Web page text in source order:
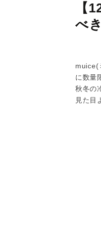
【
べ
muice(
に数量
秋冬の
見た目